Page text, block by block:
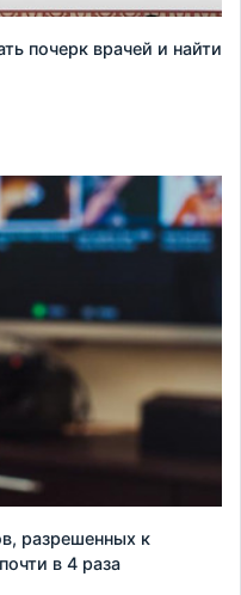
почерк врачей и найти
разрешенных к
в 4 раза